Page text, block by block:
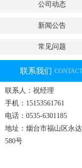
公司动态
新闻公告
常见问题
联系我们 CONTACT
联系人：祝经理
手机：15153561761
电话：0535-6301185
地址：烟台市福山区永
580号